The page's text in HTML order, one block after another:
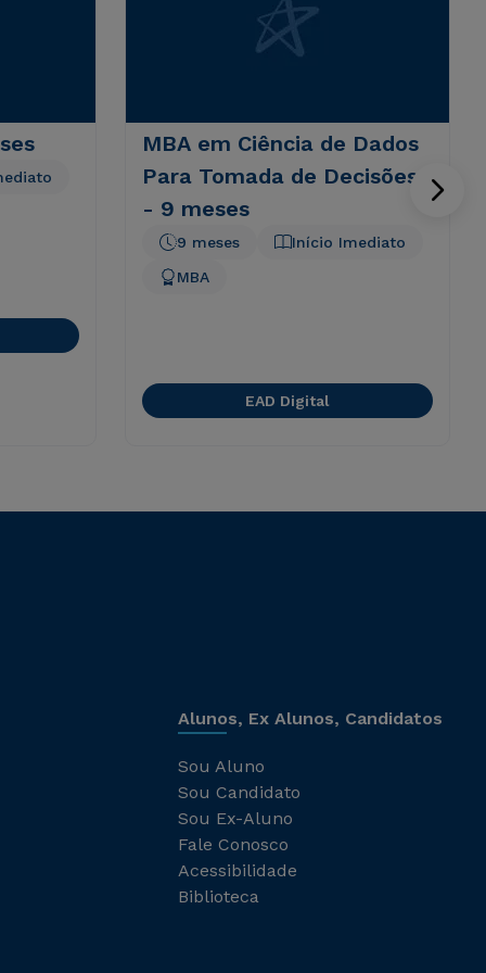
MBA em Ciência de Dados
Para Tomada de Decisões
- 9 meses
Início Imediato
9 meses
MBA
EAD Digital
Alunos, Ex Alunos, Candidatos
Sou Aluno
Sou Candidato
Sou Ex-Aluno
Fale Conosco
Acessibilidade
Biblioteca